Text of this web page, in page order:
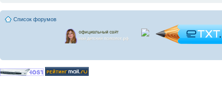
Список форумов